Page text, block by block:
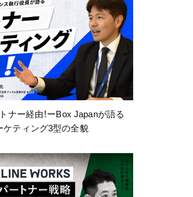
ナー経由！ーBox Japanが語る
ケティング3型の全貌